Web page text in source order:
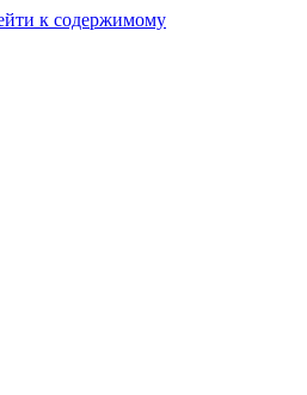
к содержимому